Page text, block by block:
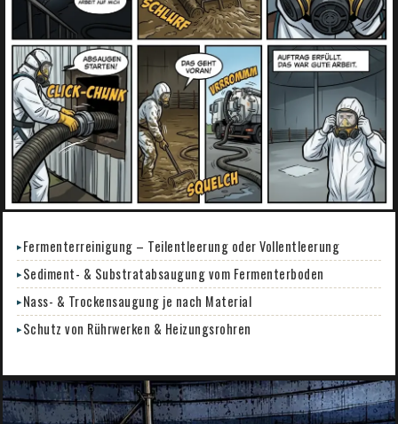
Fermenterreinigung – Teilentleerung oder Vollentleerung
Sediment- & Substratabsaugung vom Fermenterboden
Nass- & Trockensaugung je nach Material
Schutz von Rührwerken & Heizungsrohren